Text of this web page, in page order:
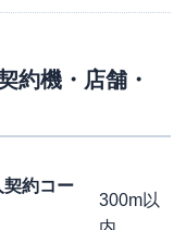
約機・店舗・
契約コー
300m以